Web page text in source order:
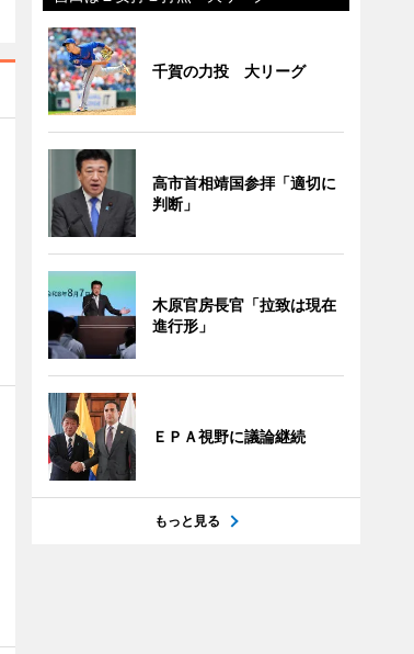
千賀の力投 大リーグ
高市首相靖国参拝「適切に
判断」
木原官房長官「拉致は現在
進行形」
ＥＰＡ視野に議論継続
もっと見る